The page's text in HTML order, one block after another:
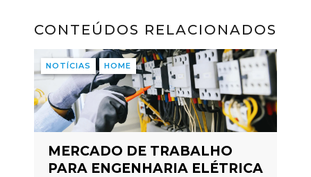
CONTEÚDOS RELACIONADOS
NOTÍCIAS HOME
MERCADO DE TRABALHO
PARA ENGENHARIA ELÉTRICA